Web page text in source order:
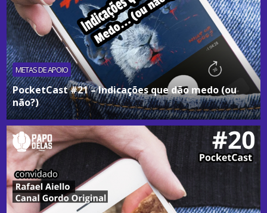
METAS DE APOIO
PocketCast #21 – Indicações que dão medo (ou
não?)